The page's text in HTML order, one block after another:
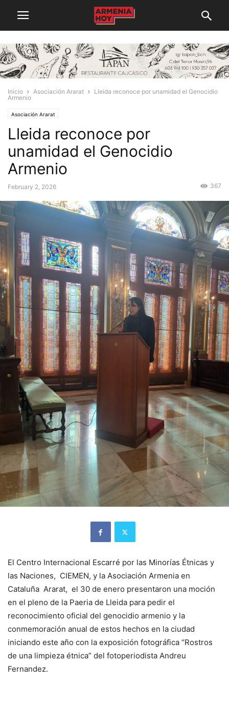
Inicio Asociación Ararat
Lleida reconoce por unamidad el Genocidio
Armenio
Asociación Ararat
Lleida reconoce por
unamidad el Genocidio
Armenio
February 2, 2026 367
El Centro Internacional Escarré por las Minorías Étnicas y
las Naciones, CIEMEN, y la Asociación Armenia en
Cataluña Ararat, el 30 de enero presentaron una moción
en el pleno de la Paeria de Lleida para pedir el
reconocimiento oficial del genocidio armenio y la
conmemoración anual de estos hechos en la ciudad
iniciando este año con la exposición fotográfica “Rostros
de una limpieza étnica” del fotoperiodista Andreu
Fernandez.